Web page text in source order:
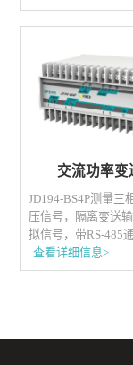
交流功率变
JD194-BS4P测量三
压信号，隔离变送
拟信号，带RS-485
查看详细信息>